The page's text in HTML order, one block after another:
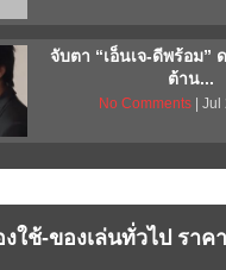
จับตา “เอ็นเจ-ดีพร้อม”
ต้าน...
No Comments |
ใช้-ของเล่นทั่วไป ราคา